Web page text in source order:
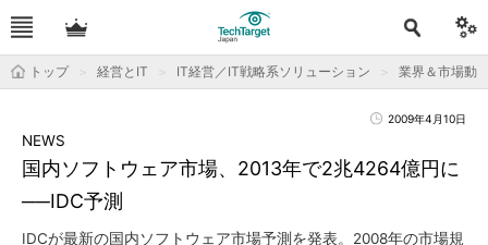
トップ 経営とIT IT経営／IT戦略系ソリューション 業界＆市場動
2009年4月10日
国内ソフトウェア市場、2013年で2兆4264億円に
──IDC予測
NEWS
IDCが最新の国内ソフトウェア市場予測を発表。2008年の市場規